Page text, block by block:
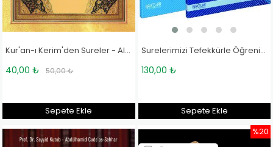
Kur'an-ı Kerim'den Sureler - Ali Hüsrevoğlu
40,00 ₺ 50,00 ₺
Sepete Ekle
Surelerimizi Tefekkürle Öğreniyoruz (2 Cilt) - Doç. Dr. Veysel Akkaya
130,00 ₺
Sepete Ekle
%20